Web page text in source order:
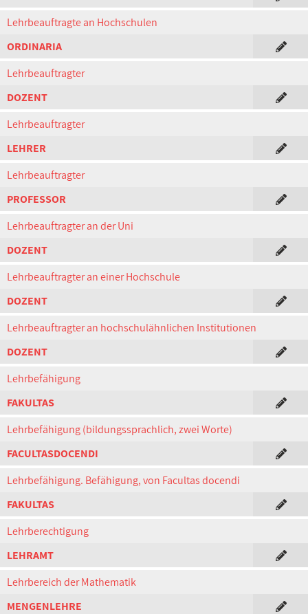
Lehrbeauftragte an Hochschulen
ORDINARIA
Lehrbeauftragter
DOZENT
Lehrbeauftragter
LEHRER
Lehrbeauftragter
PROFESSOR
Lehrbeauftragter an der Uni
DOZENT
Lehrbeauftragter an einer Hochschule
DOZENT
Lehrbeauftragter an hochschulähnlichen Institutionen
DOZENT
Lehrbefähigung
FAKULTAS
Lehrbefähigung (bildungssprachlich, zwei Worte)
FACULTASDOCENDI
Lehrbefähigung. Befähigung, von Facultas docendi
FAKULTAS
Lehrberechtigung
LEHRAMT
Lehrbereich der Mathematik
MENGENLEHRE